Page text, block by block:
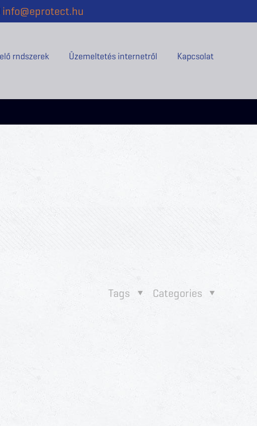
info@eprotect.hu
rndszerek Üzemeltetés internetről Kapcsolat
Categories
Tags